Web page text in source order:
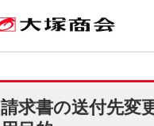
請求書の送付先変